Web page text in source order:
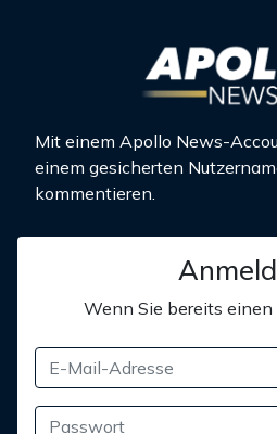
Mit einem Apollo News-
einem gesicherten
kommentieren.
Wenn Sie bereits